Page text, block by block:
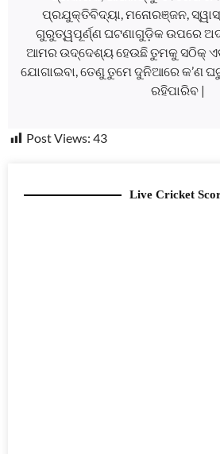
ପ୍ରଯୁକ୍ତିବିଦ୍ୟା, ମନୋରଞ୍ଜନ,
ଗୁରୁତ୍ୱପୂର୍ଣ୍ଣ ଘଟଣାଗୁଡ଼ିକ ଉପରେ
ଆମର ଉଦ୍ଦେଶ୍ୟ ହେଉଛି ତୁମକୁ ସଠିକ୍
ଯୋଗାଇବା, ତେଣୁ ତୁମେ ଦୁନିଆରେ କ’ଣ
ରହିପାରିବ |
Post Views: 43
Live Cricket